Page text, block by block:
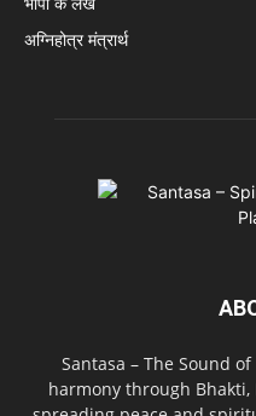
अग्निहोत्र मंत्रार्थ
Santasa – The Sound
harmony through